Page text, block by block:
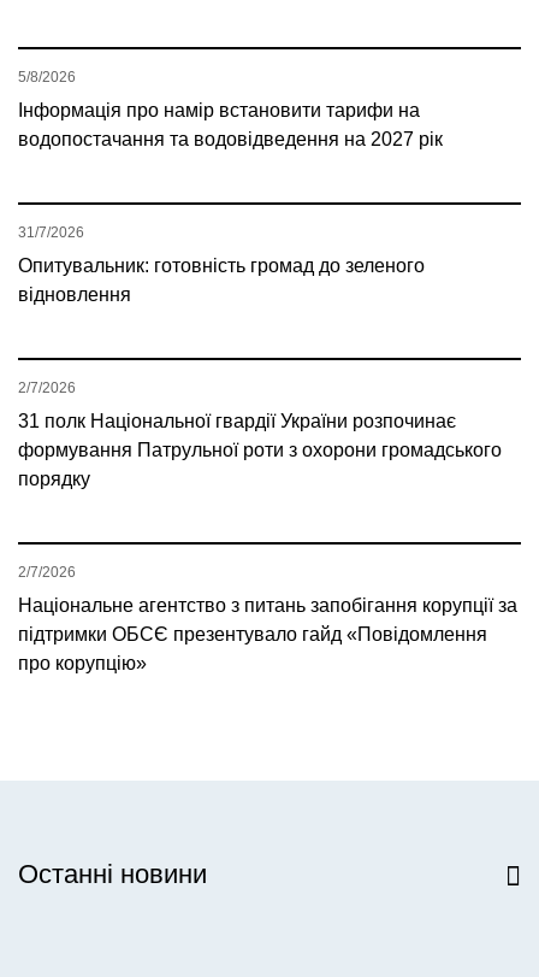
Інформація про намір встановити тарифи на
водопостачання та водовідведення на 2027 рік
5/8/2026
Опитувальник: готовність громад до зеленого
відновлення
31/7/2026
31 полк Національної гвардії України розпочинає
формування Патрульної роти з охорони громадського
порядку
2/7/2026
Національне агентство з питань запобігання корупції за
підтримки ОБСЄ презентувало гайд «Повідомлення
про корупцію»
2/7/2026
Останні новини